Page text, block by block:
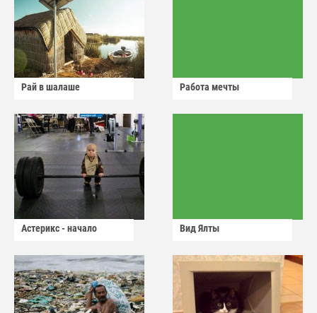
Рай в шалаше Работа мечты
Астерикс - начало Вид Ялты